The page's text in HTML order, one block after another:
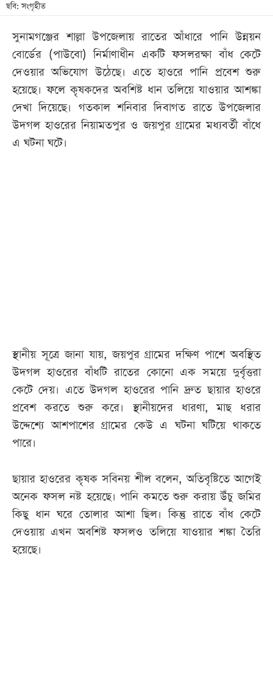
ছবি: সংগৃহীত
সুনামগঞ্জের শাল্লা উপজেলায় রাতের আঁধারে পানি উন্নয়ন
বোর্ডের (পাউবো) নির্মাণাধীন একটি ফসলরক্ষা বাঁধ কেটে
দেওয়ার অভিযোগ উঠেছে। এতে হাওরে পানি প্রবেশ শুরু
হয়েছে। ফলে কৃষকদের অবশিষ্ট ধান তলিয়ে যাওয়ার আশঙ্কা
দেখা দিয়েছে। গতকাল শনিবার দিবাগত রাতে উপজেলার
উদগল হাওরের নিয়ামতপুর ও জয়পুর গ্রামের মধ্যবর্তী বাঁধে
এ ঘটনা ঘটে।
স্থানীয় সূত্রে জানা যায়, জয়পুর গ্রামের দক্ষিণ পাশে অবস্থিত
উদগল হাওরের বাঁধটি রাতের কোনো এক সময়ে দুর্বৃত্তরা
কেটে দেয়। এতে উদগল হাওরের পানি দ্রুত ছায়ার হাওরে
প্রবেশ করতে শুরু করে। স্থানীয়দের ধারণা, মাছ ধরার
উদ্দেশ্যে আশপাশের গ্রামের কেউ এ ঘটনা ঘটিয়ে থাকতে
পারে।
ছায়ার হাওরের কৃষক সবিনয় শীল বলেন, অতিবৃষ্টিতে আগেই
অনেক ফসল নষ্ট হয়েছে। পানি কমতে শুরু করায় উঁচু জমির
কিছু ধান ঘরে তোলার আশা ছিল। কিন্তু রাতে বাঁধ কেটে
দেওয়ায় এখন অবশিষ্ট ফসলও তলিয়ে যাওয়ার শঙ্কা তৈরি
হয়েছে।